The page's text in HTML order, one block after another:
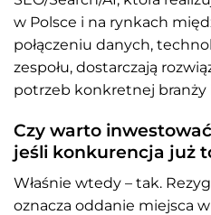
w Polsce i na rynkach
połączeniu danych,
zespołu, dostarczają
potrzeb konkretnej
Czy warto
jeśli konkurencja już
Właśnie wtedy – tak.
oznacza oddanie miejsca